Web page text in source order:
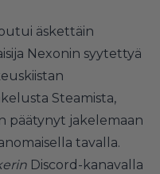
äskettäin
Nexonin syytettyä
Steamista,
päätynyt jakelemaan
tavalla.
Discord-kanavalla